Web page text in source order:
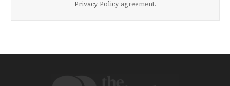
Privacy Policy agreement.